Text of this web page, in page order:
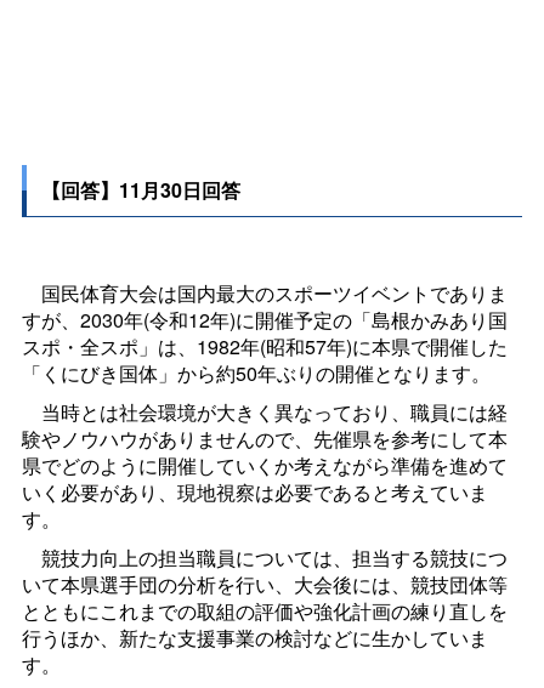
【回答】11月30日回答
国民体育大会は国内最大のスポーツイベントでありま
すが、2030年(令和12年)に開催予定の「島根かみあり国
スポ・全スポ」は、1982年(昭和57年)に本県で開催した
「くにびき国体」から約50年ぶりの開催となります。
当時とは社会環境が大きく異なっており、職員には経
験やノウハウがありませんので、先催県を参考にして本
県でどのように開催していくか考えながら準備を進めて
いく必要があり、現地視察は必要であると考えていま
す。
競技力向上の担当職員については、担当する競技につ
いて本県選手団の分析を行い、大会後には、競技団体等
とともにこれまでの取組の評価や強化計画の練り直しを
行うほか、新たな支援事業の検討などに生かしていま
す。